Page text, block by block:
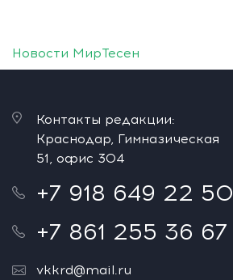
Новости МирТесен
Контакты редакции:
Краснодар, Гимназическая
51, офис 304
+7 918 649 22 50
+7 861 255 36 67
vkkrd@mail.ru